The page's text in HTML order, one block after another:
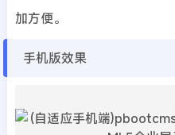
加方便。
手机版效果